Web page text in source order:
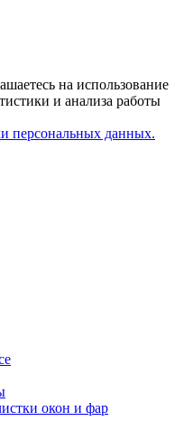
на использование
и анализа работы
персональных данных.
окон и фар